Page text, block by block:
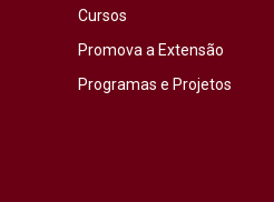
Cursos
Promova a Extensão
Programas e Projetos